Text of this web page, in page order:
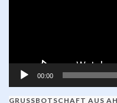
00:00
GRUSSBOTSCHAFT AUS